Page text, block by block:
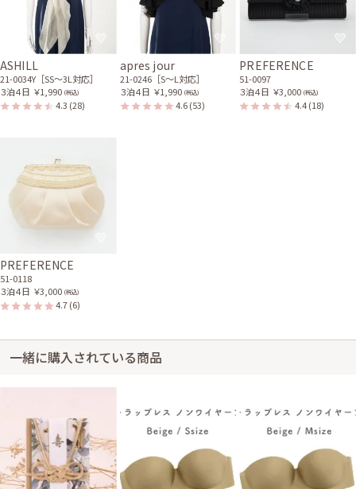
レンタル/購入した商品
ゴールドのラメ入りストー
ル
ストーンのネックレス
31-0186
ASHILL
21-0034Y［SS〜3L対応］
３泊４日 ￥1,990 (税込)
4.3 (28)
apres jour
21-0246［S〜L対応］
３泊４日 ￥1,990 (税込)
4.6(53)
PREFERENCE
51-0097
３泊４日 ￥3,000 (税込)
4.4(18)
PREFERENCE
51-0118
３泊４日 ￥3,000 (税込)
4.7(6)
一緒に購入されている商品